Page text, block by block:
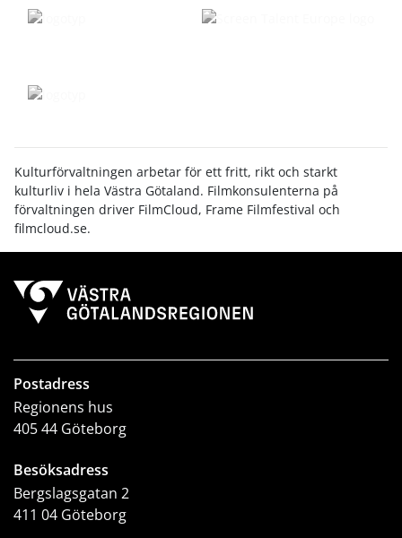
Kulturförvaltningen arbetar för ett fritt, rikt och starkt
kulturliv i hela Västra Götaland. Filmkonsulenterna på
förvaltningen driver FilmCloud, Frame Filmfestival och
filmcloud.se.
Postadress
Regionens hus
405 44 Göteborg
Besöksadress
Bergslagsgatan 2
411 04 Göteborg